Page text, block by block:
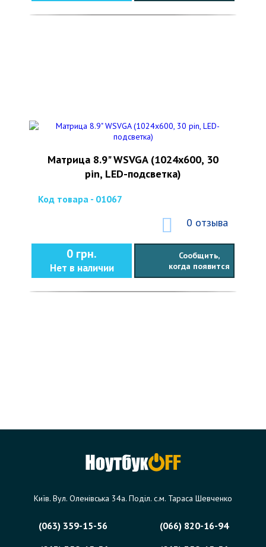
Матрица 8.9" WSVGA (1024x600, 30
pin, LED-подсветка)
Код товара - 01067
0 отзыва
0 грн.
Нет в наличии
Сообщить,
когда появится
Київ. Вул. Оленівська 34а. Поділ. с.м. Тараса Шевченко
(063) 359-15-56
(066) 820-16-94